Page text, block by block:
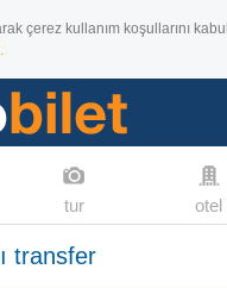
çerez kullanım koşullarını
tur otel
transfer